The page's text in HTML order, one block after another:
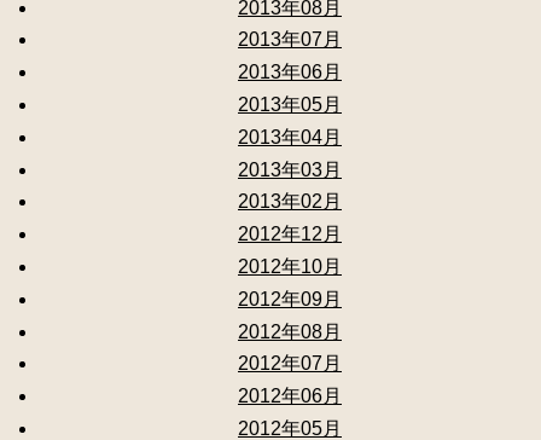
2013年08月
2013年07月
2013年06月
2013年05月
2013年04月
2013年03月
2013年02月
2012年12月
2012年10月
2012年09月
2012年08月
2012年07月
2012年06月
2012年05月